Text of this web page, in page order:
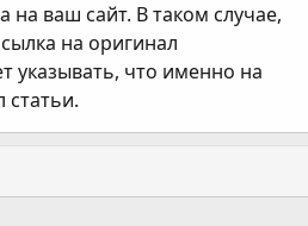
на ваш сайт. В таком случае,
на оригинал
указывать, что именно на
статьи.